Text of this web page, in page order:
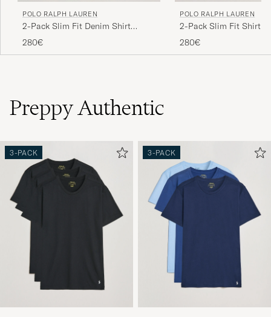
POLO RALPH LAUREN
2-Pack Slim Fit Denim Shirt
Washed/Dark Wash
280€
POLO RALPH LAUREN
2-Pack Slim Fit Shirt
White/Blue
280€
Preppy Authentic
3-PACK 3-PACK